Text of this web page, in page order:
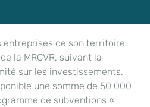
entreprises de son territoire,
la MRCVR, suivant la
sur les investissements,
une somme de 50 000
de subventions «